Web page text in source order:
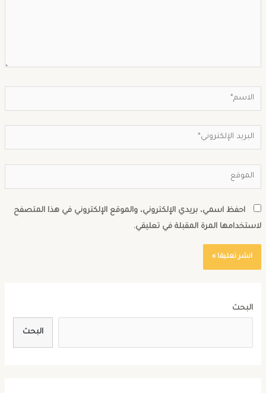
احفظ اسمي، بريدي الإلكتروني، والموقع الإلكتروني في هذا المتصفح
المرة المقبلة في تعليقي.
البحث
البحث